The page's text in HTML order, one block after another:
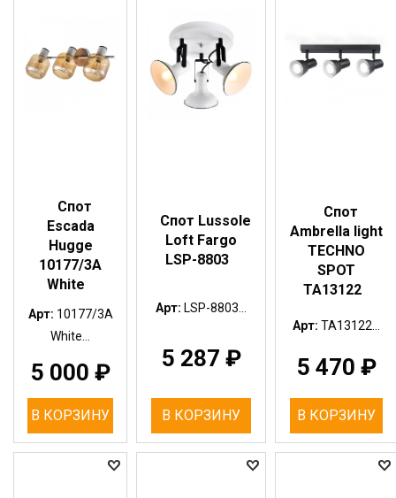
Спот
Escada
Hugge
10177/3A
White
Арт: 10177/3A
White...
5 000 ₽
В КОРЗИНУ
Спот Lussole
Loft Fargo
LSP-8803
Арт: LSP-8803...
5 287 ₽
В КОРЗИНУ
Спот
Ambrella light
TECHNO
SPOT
TA13122
Арт: TA13122...
5 470 ₽
В КОРЗИНУ